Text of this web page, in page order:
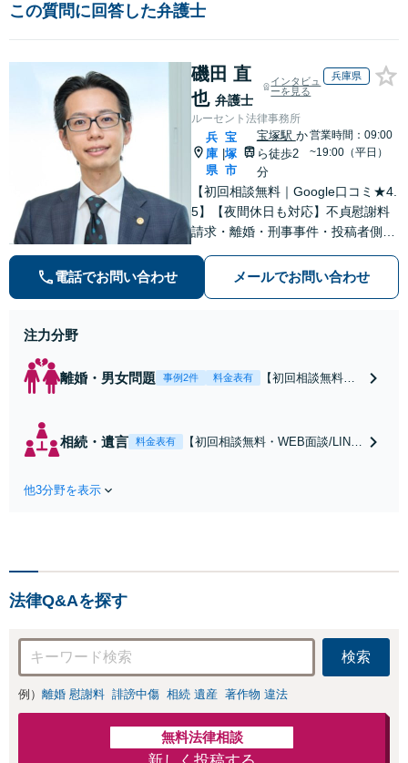
この質問に回答した弁護士
磯田 直
也 弁護士
インタビュ
ーを見る
兵庫県
ルーセント法律事務所
兵
庫
県
|
宝
塚
市
宝塚駅 か
ら徒歩2
分
営業時間：09:00
~19:00（平日）
【初回相談無料｜Google口コミ★4.
5】【夜間休日も対応】不貞慰謝料
請求・離婚・刑事事件・投稿者側発
数。オーダーメイドのサービスで問
題解決や事業の推進を強力にサポー
電話でお問い合わせ メールでお問い合わせ
注力分野
離婚・男女問題 事例2件 料金表有
【初回相談無料・
倫の早期解決】
相続・遺言 料金表有
【初回相談無料・WEB面談/LINE
【地域密着】
他3分野を表示
法律Q&Aを探す
検索
例） 離婚 慰謝料 誹謗中傷 相続 遺産 著作物 違法
無料法律相談